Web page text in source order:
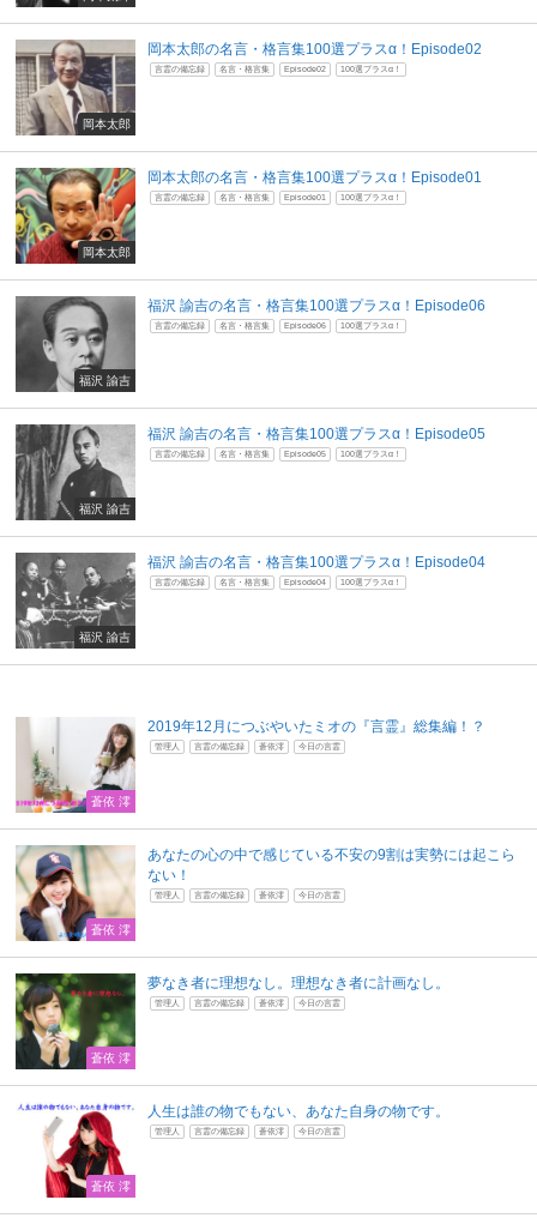
岡本太郎
岡本太郎の名言・格言集100選プラスα！Episode02
言霊の備忘録 名言・格言集 Episode02 100選プラスα！
岡本太郎
岡本太郎の名言・格言集100選プラスα！Episode01
言霊の備忘録 名言・格言集 Episode01 100選プラスα！
福沢 諭吉
福沢 諭吉の名言・格言集100選プラスα！Episode06
言霊の備忘録 名言・格言集 Episode06 100選プラスα！
福沢 諭吉
福沢 諭吉の名言・格言集100選プラスα！Episode05
言霊の備忘録 名言・格言集 Episode05 100選プラスα！
福沢 諭吉
福沢 諭吉の名言・格言集100選プラスα！Episode04
言霊の備忘録 名言・格言集 Episode04 100選プラスα！
蒼依 澪
2019年12月につぶやいたミオの『言霊』総集編！？
管理人 言霊の備忘録 蒼依澪 今日の言霊
蒼依 澪
あなたの心の中で感じている不安の9割は実勢には起こら
ない！
管理人 言霊の備忘録 蒼依澪 今日の言霊
蒼依 澪
夢なき者に理想なし。理想なき者に計画なし。
管理人 言霊の備忘録 蒼依澪 今日の言霊
蒼依 澪
人生は誰の物でもない、あなた自身の物です。
管理人 言霊の備忘録 蒼依澪 今日の言霊